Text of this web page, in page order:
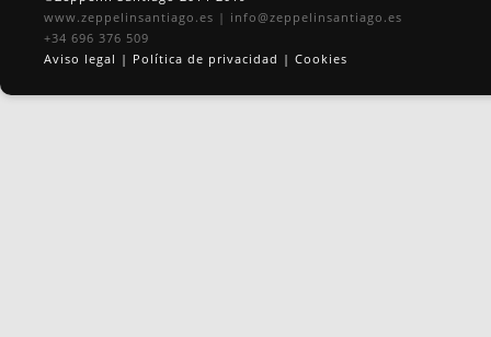
www.zeppelinsantiago.es | info@zeppelinsantiago.es
+34 696 376 509
Aviso legal | Política de privacidad | Cookies